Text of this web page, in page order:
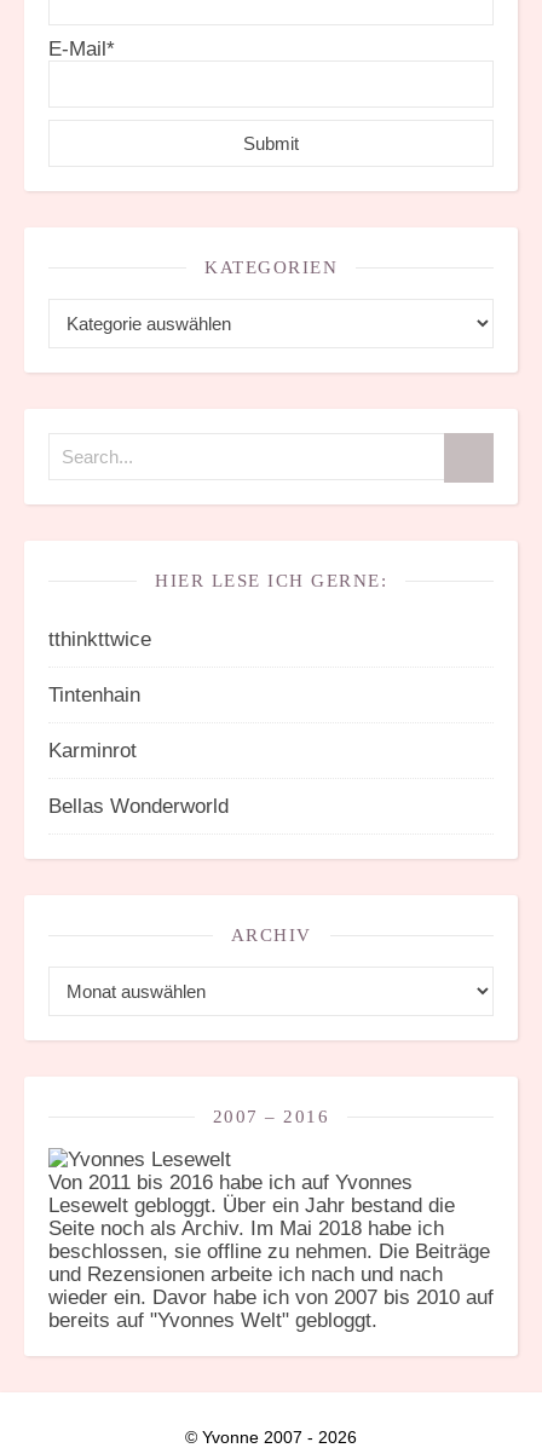
E-Mail*
KATEGORIEN
HIER LESE ICH GERNE:
tthinkttwice
Tintenhain
Karminrot
Bellas Wonderworld
ARCHIV
2007 – 2016
Von 2011 bis 2016 habe ich auf Yvonnes
Lesewelt gebloggt. Über ein Jahr bestand die
Seite noch als Archiv. Im Mai 2018 habe ich
beschlossen, sie offline zu nehmen. Die Beiträge
und Rezensionen arbeite ich nach und nach
wieder ein. Davor habe ich von 2007 bis 2010 auf
bereits auf "Yvonnes Welt" gebloggt.
© Yvonne 2007 - 2026